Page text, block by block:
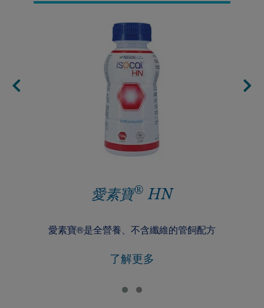
愛素寶® HN
愛素寶®是全營養、不含纖維的管飼配方
了解更多